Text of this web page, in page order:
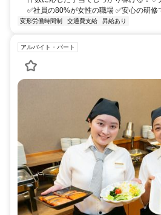
✅️社員の80%が女性の職場 ✅️安心の研修
変形労働時間制 交通費支給 昇給あり
アルバイト・パート